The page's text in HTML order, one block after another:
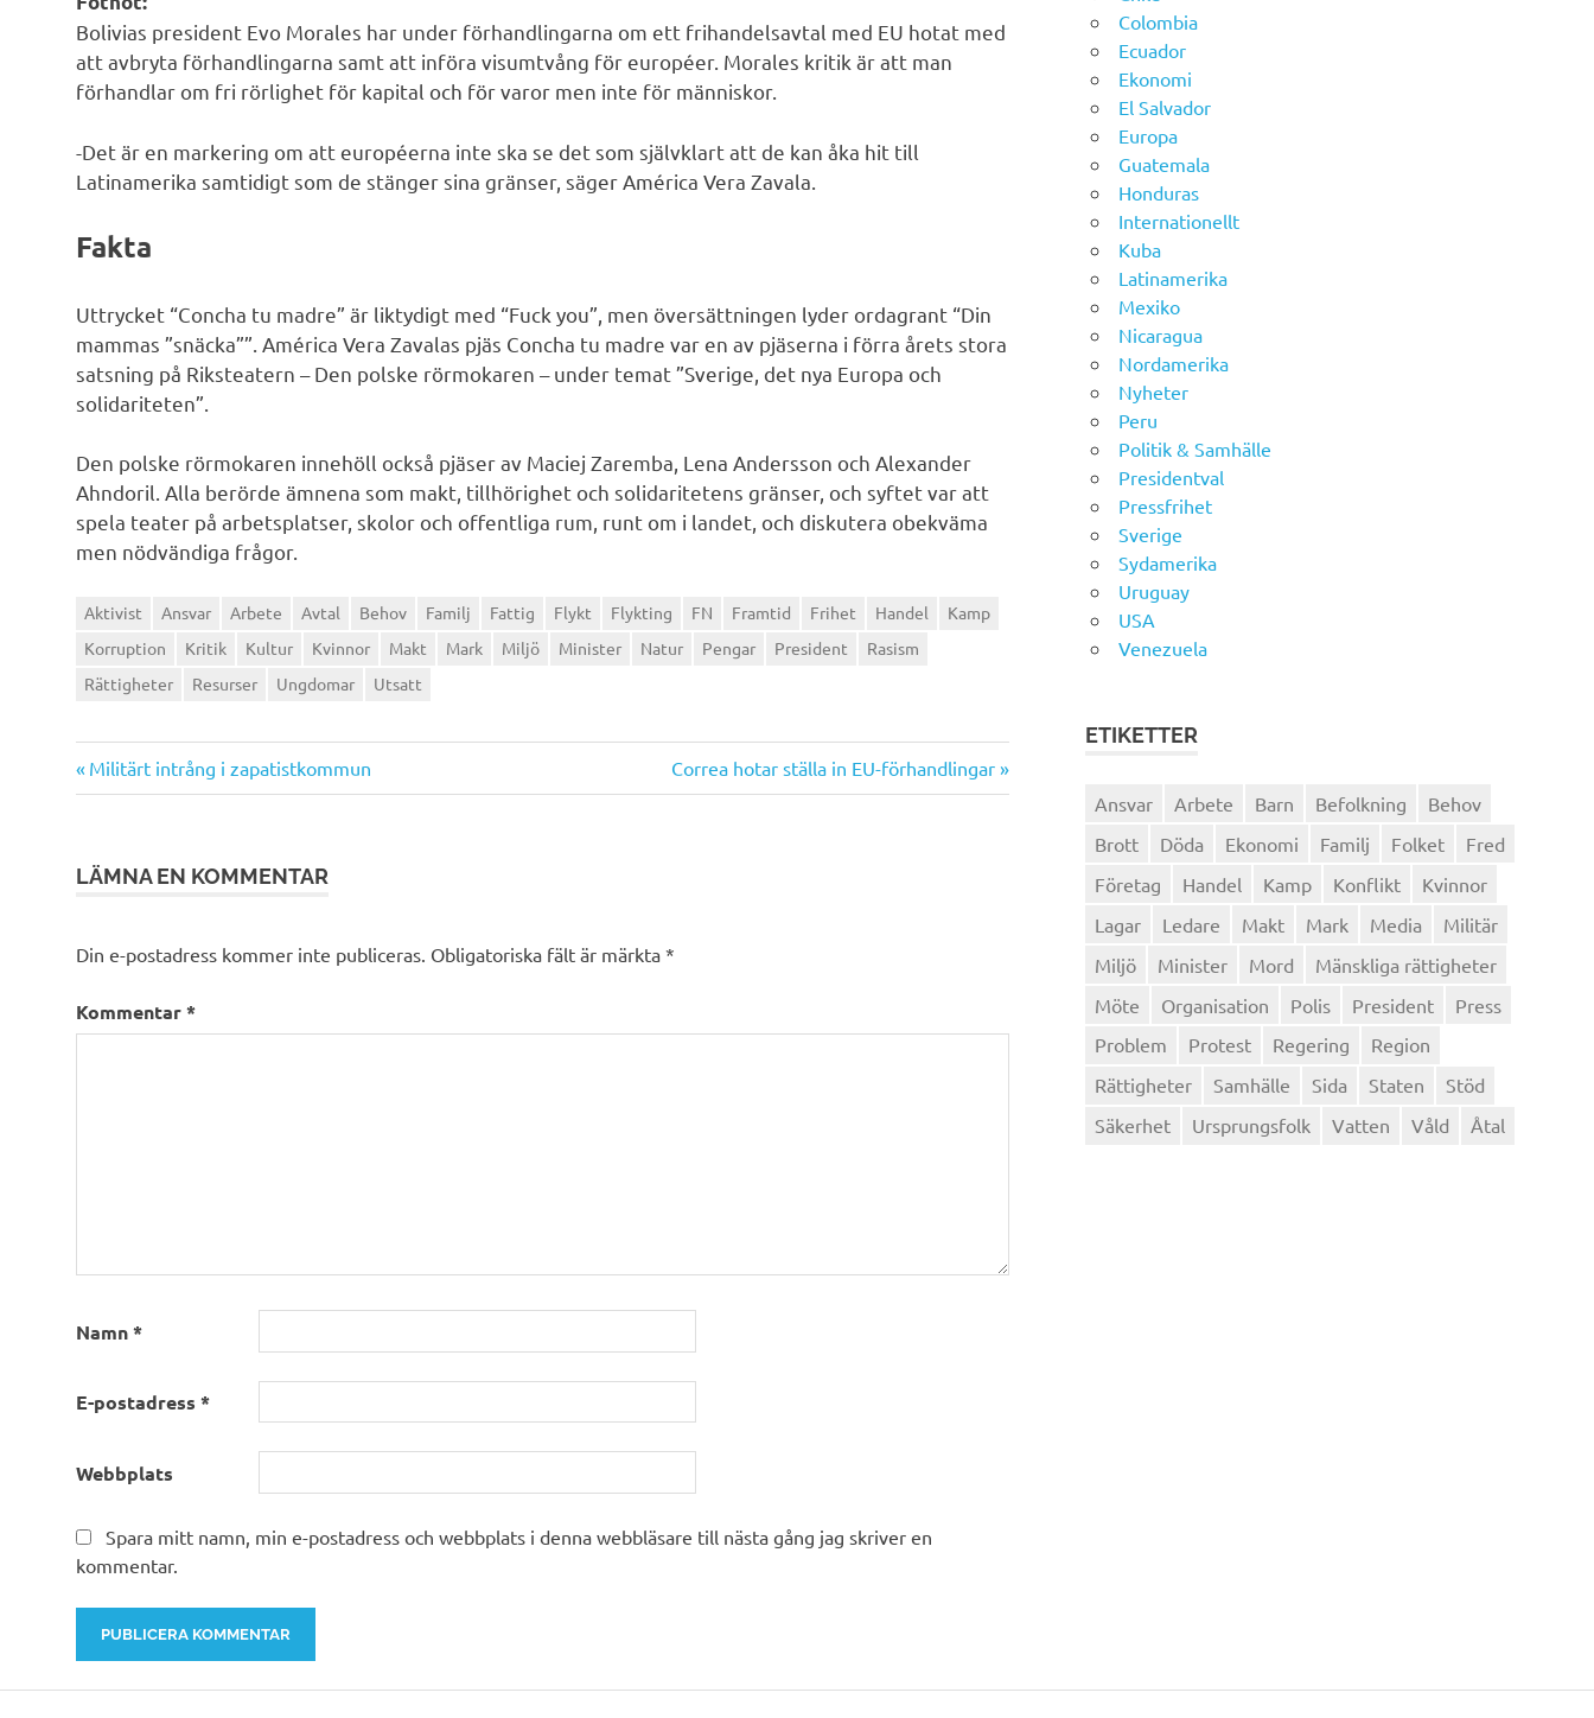
Bolivias president Evo Morales har under förhandlingarna om ett frihandelsavtal med EU hotat med
att avbryta förhandlingarna samt att införa visumtvång för européer. Morales kritik är att man
förhandlar om fri rörlighet för kapital och för varor men inte för människor.
-Det är en markering om att européerna inte ska se det som självklart att de kan åka hit till
Latinamerika samtidigt som de stänger sina gränser, säger América Vera Zavala.
Fakta
Uttrycket “Concha tu madre” är liktydigt med “Fuck you”, men översättningen lyder ordagrant “Din
mammas ”snäcka””. América Vera Zavalas pjäs Concha tu madre var en av pjäserna i förra årets stora
satsning på Riksteatern – Den polske rörmokaren – under temat ”Sverige, det nya Europa och
solidariteten”.
Den polske rörmokaren innehöll också pjäser av Maciej Zaremba, Lena Andersson och Alexander
Ahndoril. Alla berörde ämnena som makt, tillhörighet och solidaritetens gränser, och syftet var att
spela teater på arbetsplatser, skolor och offentliga rum, runt om i landet, och diskutera obekväma
men nödvändiga frågor.
Aktivist Ansvar Arbete Avtal Behov Familj Fattig Flykt Flykting FN Framtid Frihet Handel
Kamp
Korruption
Kritik Kultur Kvinnor Makt Mark Miljö Minister Natur Pengar President
Rasism
Rättigheter
Resurser Ungdomar Utsatt
Inläggsnavigering
Föregående
inlägg:
Militärt intrång i zapatistkommun
Nästa
inlägg:
Correa hotar ställa in EU-förhandlingar
LÄMNA EN KOMMENTAR
Din e-postadress kommer inte publiceras. Obligatoriska fält är märkta *
Kommentar*
Namn*
E-postadress *
Webbplats
Spara mitt namn, min e-postadress och webbplats i denna webbläsare till nästa gång jag skriver en
kommentar.
Colombia
Ecuador
Ekonomi
El Salvador
Europa
Guatemala
Honduras
Internationellt
Kuba
Latinamerika
Mexiko
Nicaragua
Nordamerika
Nyheter
Peru
Politik & Samhälle
Presidentval
Pressfrihet
Sverige
Sydamerika
Uruguay
USA
Venezuela
ETIKETTER
Ansvar Arbete Barn Befolkning
Behov
Brott
Döda Ekonomi Familj Folket
Fred
Företag
Handel Kamp Konflikt
Kvinnor
Lagar
Ledare Makt Mark Media
Militär
Miljö
Minister Mord
Mänskliga rättigheter
Möte
Organisation Polis President
Press
Problem
Protest Regering
Region
Rättigheter
Samhälle Sida Staten
Stöd
Säkerhet
Ursprungsfolk Vatten Våld Åtal